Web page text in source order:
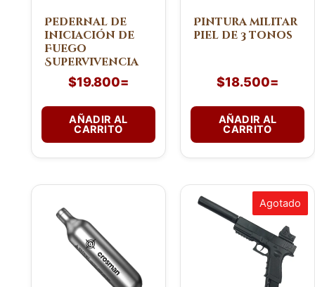
Pedernal de
iniciación de
Fuego
Supervivencia
$19.800=
AÑADIR AL
CARRITO
Pintura militar
piel de 3 tonos
$18.500=
AÑADIR AL
CARRITO
Agotado